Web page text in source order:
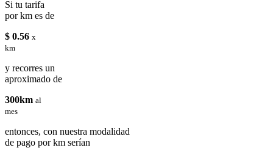
Si tu tarifa
por km es de
$ 0.56 x
km
y recorres un
aproximado de
300km al
mes
entonces, con nuestra modalidad
de pago por km serían